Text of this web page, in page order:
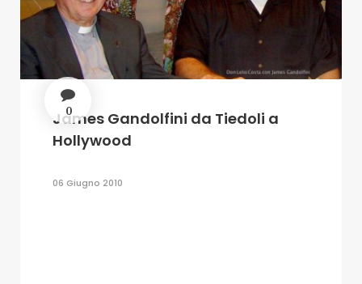
0
James Gandolfini da Tiedoli a
Hollywood
06 Giugno 2010